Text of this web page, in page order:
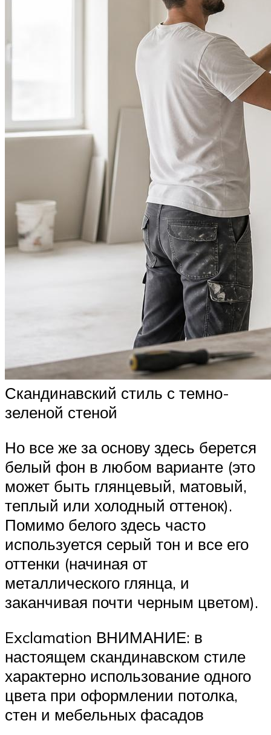
Скандинавский стиль с темно-
зеленой стеной
Но все же за основу здесь берется
белый фон в любом варианте (это
может быть глянцевый, матовый,
теплый или холодный оттенок).
Помимо белого здесь часто
используется серый тон и все его
оттенки (начиная от
металлического глянца, и
заканчивая почти черным цветом).
Exclamation ВНИМАНИЕ: в
настоящем скандинавском стиле
характерно использование одного
цвета при оформлении потолка,
стен и мебельных фасадов